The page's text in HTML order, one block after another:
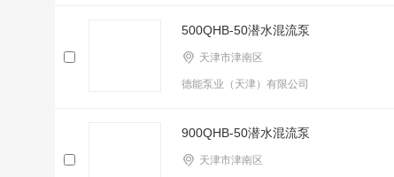
500QHB-50潜水混流泵
天津市津南区
德能泵业（天津）有限公司
900QHB-50潜水混流泵
天津市津南区